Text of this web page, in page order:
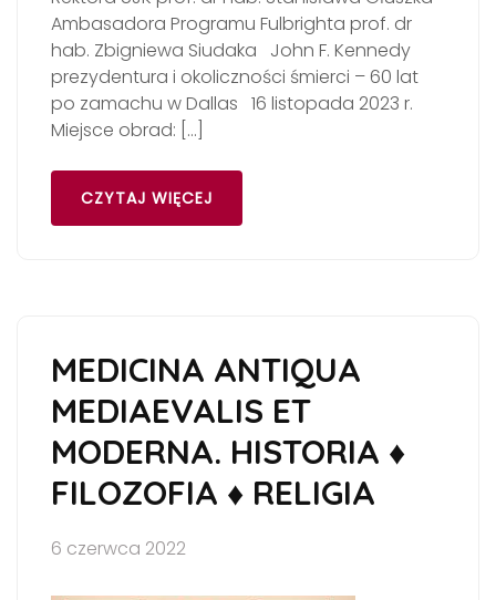
Ambasadora Programu Fulbrighta prof. dr
hab. Zbigniewa Siudaka John F. Kennedy
prezydentura i okoliczności śmierci – 60 lat
po zamachu w Dallas 16 listopada 2023 r.
Miejsce obrad: […]
CZYTAJ WIĘCEJ
MEDICINA ANTIQUA
MEDIAEVALIS ET
MODERNA. HISTORIA ♦
FILOZOFIA ♦ RELIGIA
6 czerwca 2022